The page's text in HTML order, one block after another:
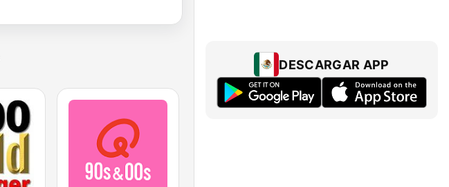
DESCARGAR APP